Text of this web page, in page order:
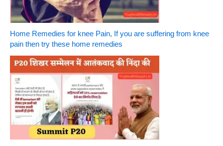
Home Remedies for knee Pain, If you are suffering from knee
pain then try these home remedies